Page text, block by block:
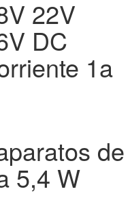
22V
DC
1a
de
5,4 W